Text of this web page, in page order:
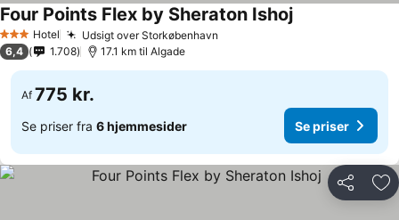
3 StjernerHotel Udsigt over Storkøbenhavn
Four Points Flex by Sheraton Ishoj
6,4 1.708 17.1 km til Algade
Af 775 kr.
Se priser fra 6 hjemmesider Se priser
Del